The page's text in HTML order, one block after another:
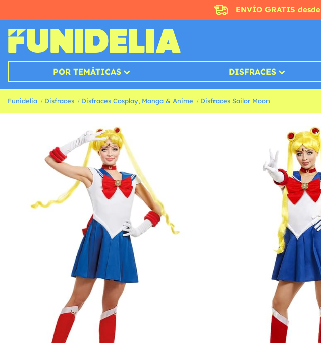
ENVÍOGRATIS desde
POR TEMÁTICAS DISFRACES
Funidelia Disfraces Disfraces Cosplay, Manga & Anime Disfraces Sailor Moon